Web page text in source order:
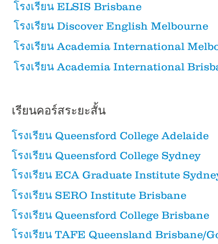
โรงเรียน ELSIS Brisbane
โรงเรียน Discover English Melbourne
โรงเรียน Academia International
โรงเรียน Academia International
เรียนคอร์สระยะสั้น
โรงเรียน Queensford College Adelaide
โรงเรียน Queensford College Sydney
โรงเรียน ECA Graduate Institute
โรงเรียน SERO Institute Brisbane
โรงเรียน Queensford College Brisbane
โรงเรียน TAFE Queensland Brisbane/